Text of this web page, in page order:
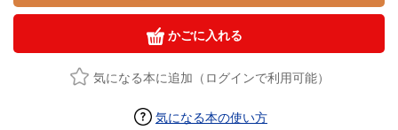
かごに入れる
気になる本に追加（ログインで利用可能）
気になる本の使い方